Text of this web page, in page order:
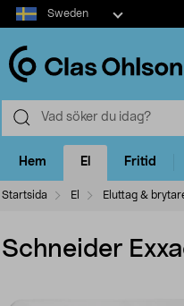
Select
market
Sweden
Hem El Fritid
Startsida El Eluttag &
Schneider